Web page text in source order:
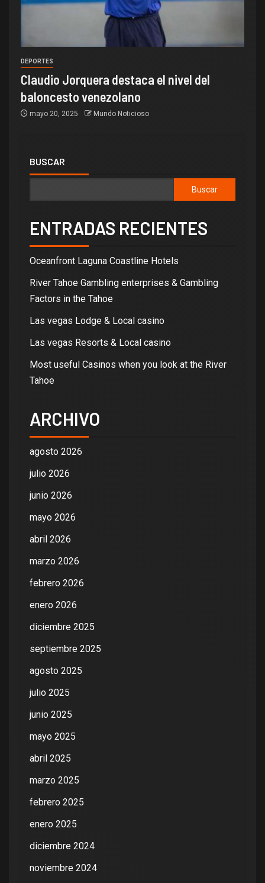
DEPORTES
Claudio Jorquera destaca el nivel del
baloncesto venezolano
mayo 20, 2025 Mundo Noticioso
BUSCAR
Buscar
ENTRADAS RECIENTES
Oceanfront Laguna Coastline Hotels
River Tahoe Gambling enterprises & Gambling
Factors in the Tahoe
Las vegas Lodge & Local casino
Las vegas Resorts & Local casino
Most useful Casinos when you look at the River
Tahoe
ARCHIVO
agosto 2026
julio 2026
junio 2026
mayo 2026
abril 2026
marzo 2026
febrero 2026
enero 2026
diciembre 2025
septiembre 2025
agosto 2025
julio 2025
junio 2025
mayo 2025
abril 2025
marzo 2025
febrero 2025
enero 2025
diciembre 2024
noviembre 2024